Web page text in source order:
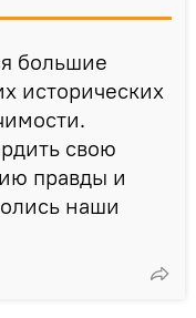
большие
исторических
свою
правды и
наши